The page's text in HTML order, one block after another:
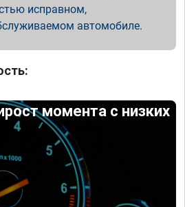
исправном,
автомобиле.
момента с низких